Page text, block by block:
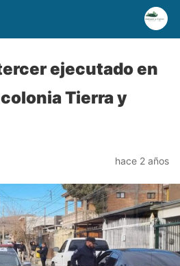
ejecutado en
Tierra y
hace 2 años